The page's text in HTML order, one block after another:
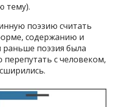
тему).
поэзию считать
содержанию и
поэзия была
с человеком,